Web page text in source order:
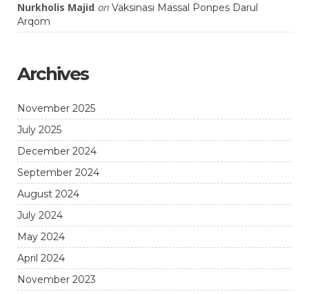
Nurkholis Majid on Vaksinasi Massal Ponpes Darul
Arqom
Archives
November 2025
July 2025
December 2024
September 2024
August 2024
July 2024
May 2024
April 2024
November 2023